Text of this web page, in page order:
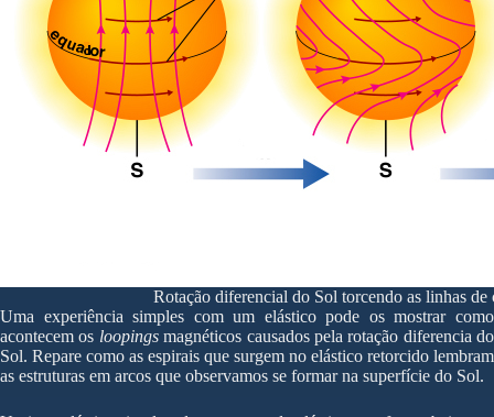
Rotação diferencial do Sol torcendo as linhas de
Uma experiência simples com um elástico pode os mostrar como
acontecem os loopingsmagnéticos causados pela rotação diferencia do
Sol. Repare como as espirais que surgem no elástico retorcido lembram
as estruturas em arcos que observamos se formar na superfície do Sol.